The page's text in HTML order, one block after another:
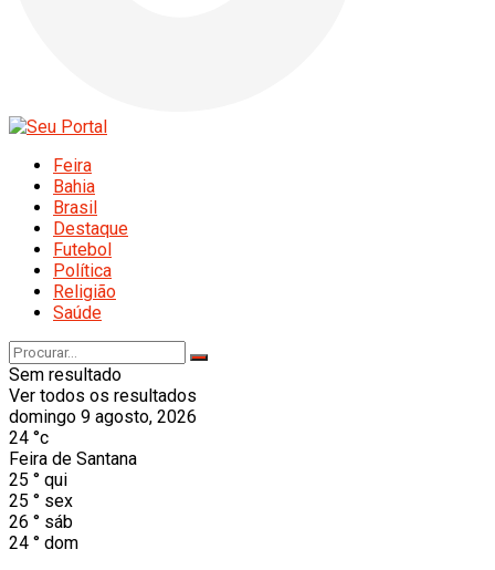
Feira
Bahia
Brasil
Destaque
Futebol
Política
Religião
Saúde
Sem resultado
Ver todos os resultados
domingo 9 agosto, 2026
24 °c
Feira de Santana
25 ° qui
25 ° sex
26 ° sáb
24 ° dom